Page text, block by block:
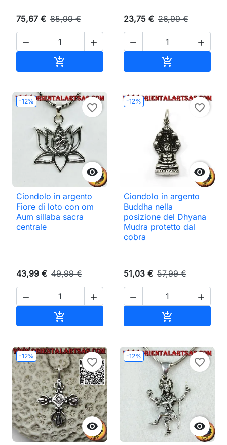
75,67 € 85,99 €
 

23,75 € 26,99 €
 

-12%

favorite_border
Ciondolo in argento
Fiore di loto con om
Aum sillaba sacra
centrale
43,99 € 49,99 €
 

-12%

favorite_border
Ciondolo in argento
Buddha nella
posizione del Dhyana
Mudra protetto dal
cobra
51,03 € 57,99 €
 

-12%

favorite_border
-12%

favorite_border